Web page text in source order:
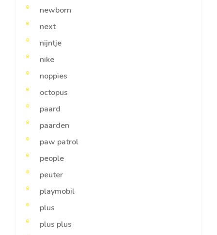
newborn
next
nijntje
nike
noppies
octopus
paard
paarden
paw patrol
people
peuter
playmobil
plus
plus plus